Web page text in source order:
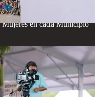
se impulsa el Polo de
el cuarto muelle de
en cada Municipio